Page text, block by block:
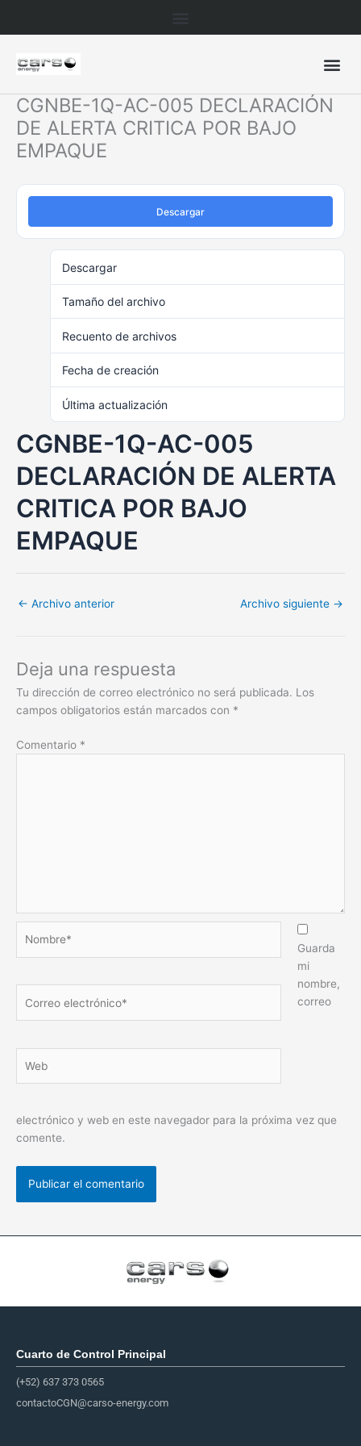
CGNBE-1Q-AC-005 DECLARACIÓN
DE ALERTA CRITICA POR BAJO
EMPAQUE
Descargar
Descargar
Tamaño del archivo
Recuento de archivos
Fecha de creación
Última actualización
CGNBE-1Q-AC-005
DECLARACIÓN DE ALERTA
CRITICA POR BAJO
EMPAQUE
← Archivo anterior Archivo siguiente →
Deja una respuesta
Tu dirección de correo electrónico no será publicada. Los
campos obligatorios están marcados con *
Comentario *
electrónico*
Guarda
mi
nombre,
correo
electrónico y web en este navegador para la próxima vez que
comente.
Cuarto de Control Principal​
(+52) 637 373 0565
contactoCGN@carso-energy.com